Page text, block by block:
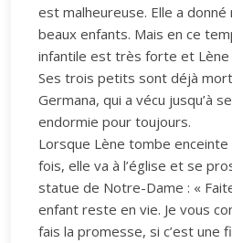
est malheureuse. Elle a donné
beaux enfants. Mais en ce
infantile est très forte et Lène
Ses trois petits sont déjà
Germana, qui a vécu jusqu’à
endormie pour toujours.
Lorsque Lène tombe
fois, elle va à l’église et se
statue de Notre-Dame : «
enfant reste en vie. Je vous
fais la promesse, si c’est une